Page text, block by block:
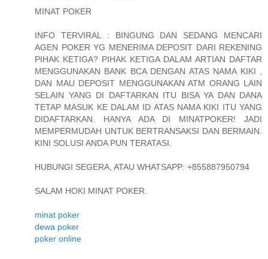
MINAT POKER
INFO TERVIRAL : BINGUNG DAN SEDANG MENCARI
AGEN POKER YG MENERIMA DEPOSIT DARI REKENING
PIHAK KETIGA? PIHAK KETIGA DALAM ARTIAN DAFTAR
MENGGUNAKAN BANK BCA DENGAN ATAS NAMA KIKI ,
DAN MAU DEPOSIT MENGGUNAKAN ATM ORANG LAIN
SELAIN YANG DI DAFTARKAN ITU BISA YA DAN DANA
TETAP MASUK KE DALAM ID ATAS NAMA KIKI ITU YANG
DIDAFTARKAN. HANYA ADA DI MINATPOKER! JADI
MEMPERMUDAH UNTUK BERTRANSAKSI DAN BERMAIN.
KINI SOLUSI ANDA PUN TERATASI.
HUBUNGI SEGERA, ATAU WHATSAPP: +855887950794
SALAM HOKI MINAT POKER.
minat poker
dewa poker
poker online